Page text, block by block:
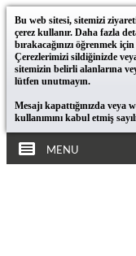
Bu web sitesi, sitemizi
çerez kullanır. Daha fazla
bırakacağınızı öğrenmek için
Çerezlerimizi sildiğinizde
sitemizin belirli alanlarına
lütfen unutmayın.
Mesajı kapattığınızda veya
kullanımını kabul etmiş
MENU